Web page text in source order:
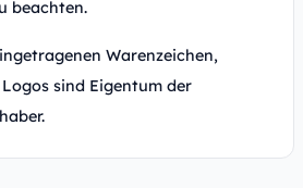
beachten.
Warenzeichen,
sind Eigentum der